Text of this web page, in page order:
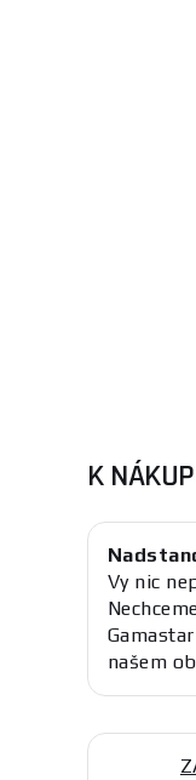
K
Vy nic
našem